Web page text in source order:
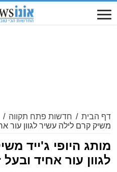
דף הבית / חדשות פתח תקווה /
משיק קרם לילה עשיר לגוון עור
מותג היופי ג'ייד
לגוון עור אחיד